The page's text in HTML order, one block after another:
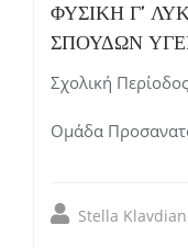
ΦΥΣΙΚΗ Γ’
ΣΠΟΥΔΩΝ
Σχολική
Ομάδα
Stella